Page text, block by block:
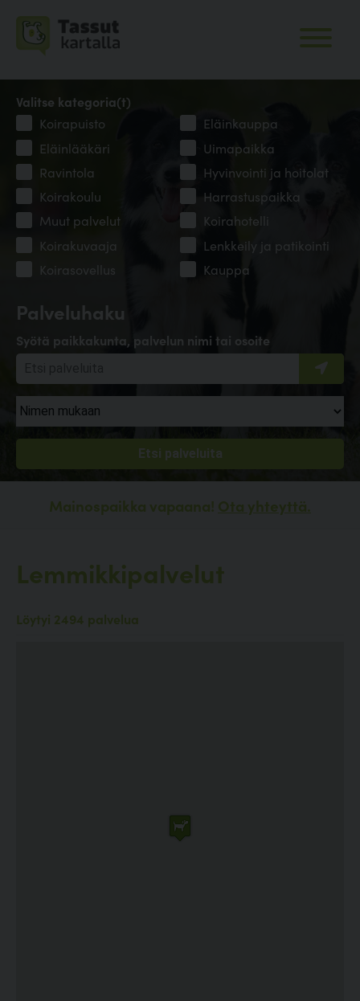
Palveluhaku
Syötä paikkakunta, palvelun nimi tai osoite
Valitse kategoria(t)
Koirapuisto
Eläinkauppa
Eläinlääkäri
Uimapaikka
Ravintola
Hyvinvointi ja hoitolat
Koirakoulu
Harrastuspaikka
Muut palvelut
Koirahotelli
Koirakuvaaja
Lenkkeily ja patikointi
Koirasovellus
Kauppa
Mainospaikka vapaana! Ota yhteyttä.
Lemmikkipalvelut
Löytyi 2494 palvelua